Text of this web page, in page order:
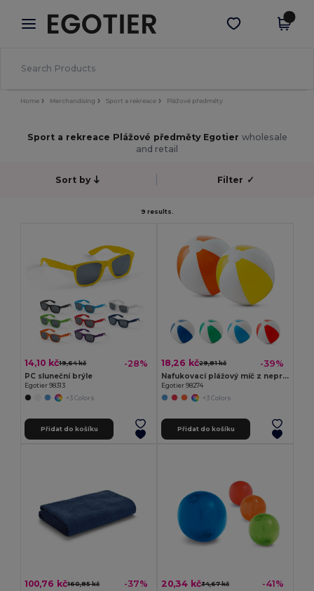
× Aplikace Egotier
Lepší ceny v aplikaci!
Stáhnout app
Home Merchandising Sport a rekreace Plážové předměty
Sport a rekreace Plážové předměty Egotier wholesale
and retail
Sort by Filter ✓
9 results.
14,10 kč19,64 kč -28%
PC sluneční brýle
Egotier 98313
+3 Colors
Přidat do košíku
18,26 kč29,81 kč -39%
Nafukovací plážový míč z neprůhledného PVC
Egotier 98274
+3 Colors
Přidat do košíku
100,76 kč160,85 kč -37% 20,34 kč34,67 kč -41%